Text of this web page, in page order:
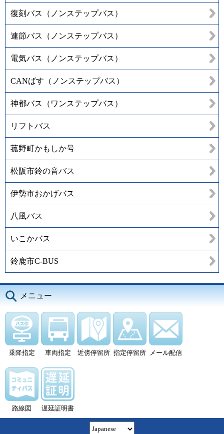
復刻バス（ノンステップバス）
連節バス（ノンステップバス）
電気バス（ノンステップバス）
CANばす（ノンステップバス）
神都バス（ワンステップバス）
リフトバス
菰野町かもしか号
松阪市鈴の音バス
伊勢市おかげバス
八風バス
いこかバス
鈴鹿市C-BUS
メニュー
乗降指定 車両指定 近傍停留所 指定停留所 メール配信
路線図 遅延証明書